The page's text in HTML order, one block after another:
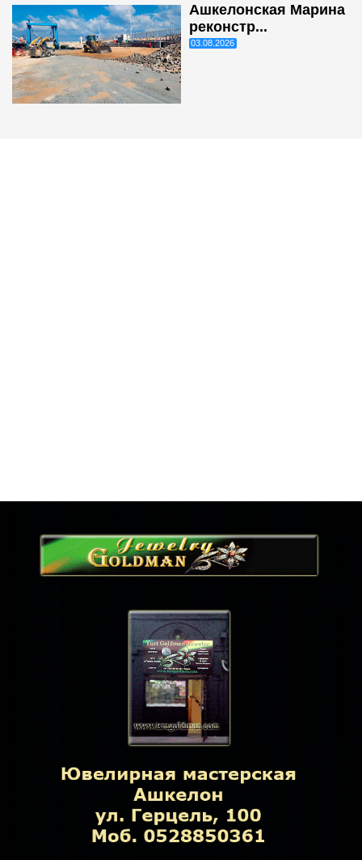
Ашкелонская Марина
реконстр...
03.08.2026